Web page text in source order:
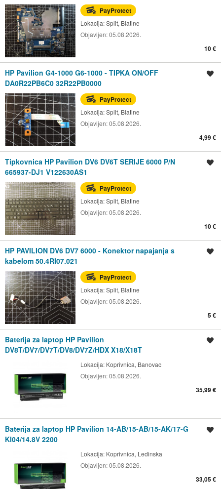
PayProtect
Lokacija:Split, Blatine
Objavljen:05.08.2026.
10 €
HP Pavilion G4-1000 G6-1000 - TIPKA ON/OFF
DA0R22PB6C0 32R22PB0000
PayProtect
Lokacija:Split, Blatine
Objavljen:05.08.2026.
4,99 €
Tipkovnica HP Pavilion DV6 DV6T SERIJE 6000 P/N
665937-DJ1 V122630AS1
PayProtect
Lokacija:Split, Blatine
Objavljen:05.08.2026.
10 €
HP PAVILION DV6 DV7 6000 - Konektor napajanja s
kabelom 50.4RI07.021
PayProtect
Lokacija:Split, Blatine
Objavljen:05.08.2026.
5 €
Baterija za laptop HP Pavilion
DV8T/DV7/DV7T/DV8/DV7Z/HDX X18/X18T
Lokacija: Koprivnica, Banovac
Objavljen:05.08.2026.
35,99 €
Baterija za laptop HP Pavilion 14-AB/15-AB/15-AK/17-G
KI04/14.8V 2200
Lokacija: Koprivnica, Ledinska
Objavljen:05.08.2026.
33,05 €